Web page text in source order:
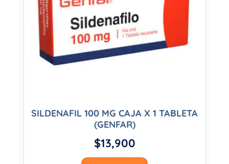
SILDENAFIL 100 MG CAJA X 1 TABLETA
(GENFAR)
$13,900